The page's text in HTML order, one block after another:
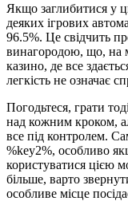
Якщо заглибитися у
деяких ігрових
96.5%. Це свідчить
винагородою, що, на
казино, де все
легкість не означає
Погодьтеся, грати
над кожним кроком,
все під контролем.
%key2%, особливо
користуватися цією
більше, варто
особливе місце